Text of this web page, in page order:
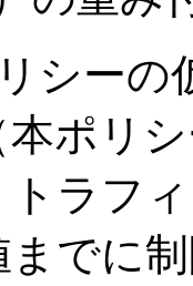
シーの
ポリ
トラフ
でに